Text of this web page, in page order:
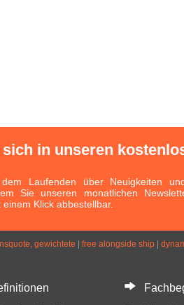
in unseren
Laufenden über Neuigkeiten
Sie unseren monatlichen
Klick abbestellbar.
gewichtete free alongside ship